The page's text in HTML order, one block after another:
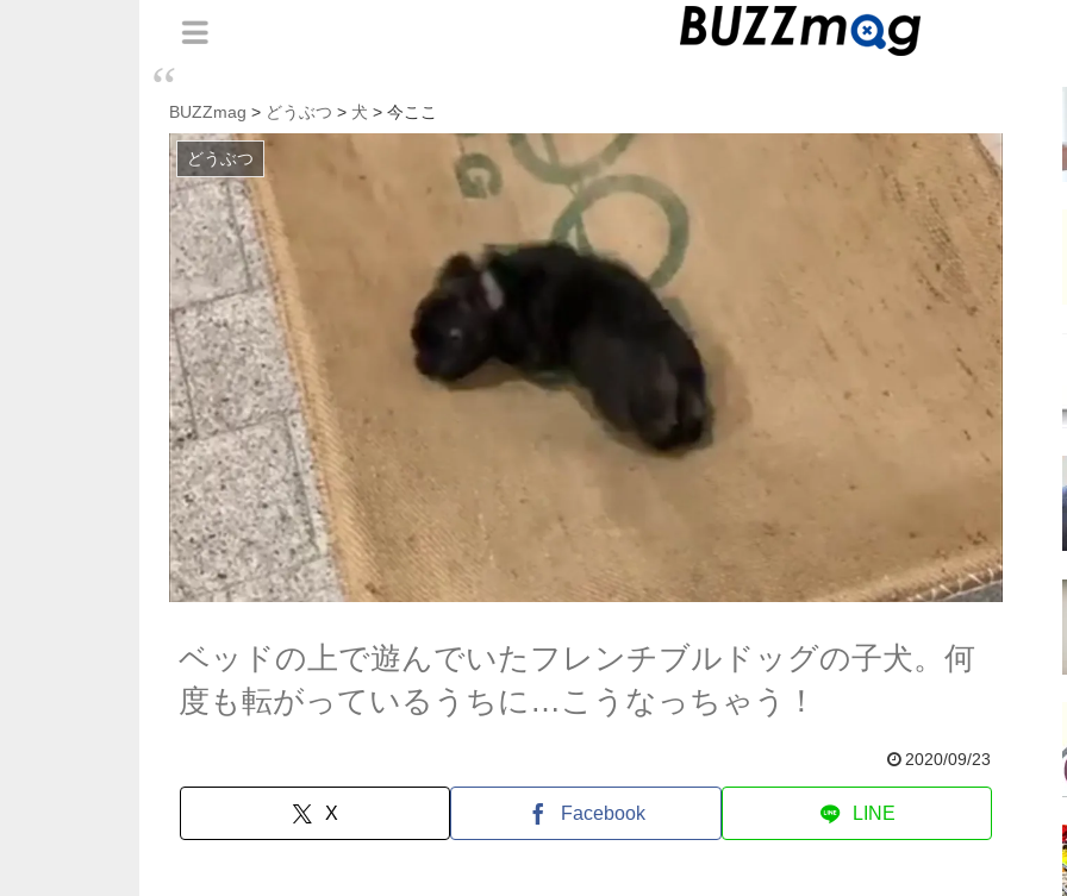
BUZZmag > どうぶつ > 犬 > 今ここ
どうぶつ
ベッドの上で遊んでいたフレンチブルドッグの子犬。何
度も転がっているうちに…こうなっちゃう！
2020/09/23
X Facebook LINE